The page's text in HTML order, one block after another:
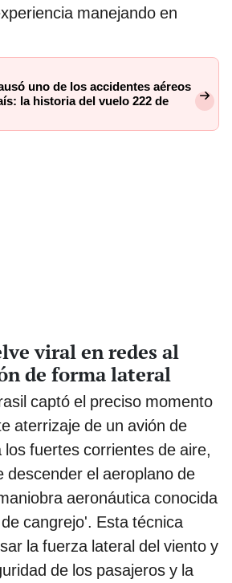
manejando en
uno de los accidentes aéreos
la historia del vuelo 222 de
viral en redes al
de forma lateral
captó el preciso momento
aterrizaje de un avión de
los fuertes corrientes de aire,
descender el aeroplano de
aeronáutica conocida
cangrejo'. Esta técnica
la fuerza lateral del viento y
de los pasajeros y la